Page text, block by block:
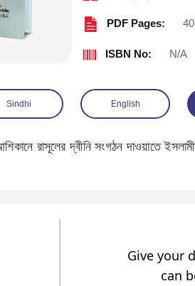
PDF Pages: 40
ISBN No: N/A
Sindhi English
রাসূলের দ্বীনি সংগঠন দাওয়াতে
Give your
can